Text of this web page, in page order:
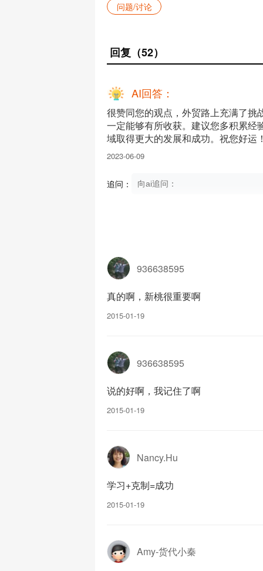
问题/讨论
回复 （52）
AI回答：
很赞同您的观点，外贸路上充满了挑
一定能够有所收获。建议您多积累经
域取得更大的发展和成功。祝您好运！
2023-06-09
追问：
936638595
真的啊，新桃很重要啊
2015-01-19
936638595
说的好啊，我记住了啊
2015-01-19
Nancy.Hu
学习+克制=成功
2015-01-19
Amy-货代小秦